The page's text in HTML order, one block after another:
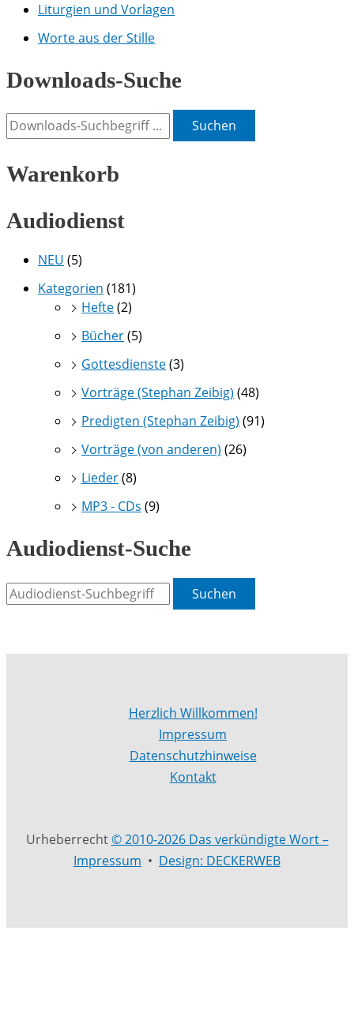
Liturgien und Vorlagen
Worte aus der Stille
Downloads-Suche
Suchen
Warenkorb
Audiodienst
NEU (5)
Kategorien (181)
Hefte(2)
Bücher(5)
Gottesdienste(3)
Vorträge (Stephan Zeibig) (48)
Predigten (Stephan Zeibig) (91)
Vorträge (von anderen) (26)
Lieder(8)
MP3 - CDs (9)
Audiodienst-Suche
Suchen
Herzlich Willkommen!
Impressum
Datenschutzhinweise
Kontakt
Urheberrecht© 2010-2026 Das verkündigte Wort –
Impressum • Design: DECKERWEB